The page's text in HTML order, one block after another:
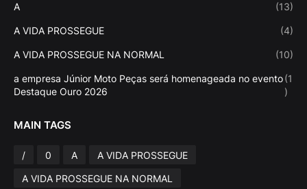
A (13)
A VIDA PROSSEGUE (4)
A VIDA PROSSEGUE NA NORMAL (10)
a empresa Júnior Moto Peças será homenageada no evento
Destaque Ouro 2026
(1
)
MAIN TAGS
/ 0 A
A VIDA PROSSEGUE
A VIDA PROSSEGUE NA NORMAL